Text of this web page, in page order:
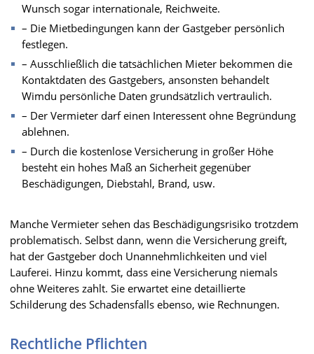
Wunsch sogar internationale, Reichweite.
– Die Mietbedingungen kann der Gastgeber persönlich
festlegen.
– Ausschließlich die tatsächlichen Mieter bekommen die
Kontaktdaten des Gastgebers, ansonsten behandelt
Wimdu persönliche Daten grundsätzlich vertraulich.
– Der Vermieter darf einen Interessent ohne Begründung
ablehnen.
– Durch die kostenlose Versicherung in großer Höhe
besteht ein hohes Maß an Sicherheit gegenüber
Beschädigungen, Diebstahl, Brand, usw.
Manche Vermieter sehen das Beschädigungsrisiko trotzdem
problematisch. Selbst dann, wenn die Versicherung greift,
hat der Gastgeber doch Unannehmlichkeiten und viel
Lauferei. Hinzu kommt, dass eine Versicherung niemals
ohne Weiteres zahlt. Sie erwartet eine detaillierte
Schilderung des Schadensfalls ebenso, wie Rechnungen.
Rechtliche Pflichten